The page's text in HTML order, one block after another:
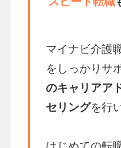
マイナビ介護
をしっかりサ
のキャリアア
セリングを行